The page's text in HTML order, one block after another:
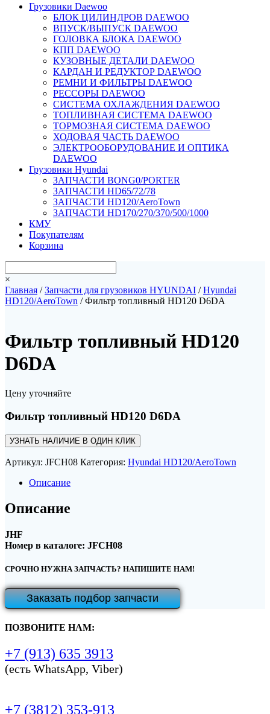
Грузовики Daewoo
БЛОК ЦИЛИНДРОВ DAEWOO
ВПУСК/ВЫПУСК DAEWOO
ГОЛОВКА БЛОКА DAEWOO
КПП DAEWOO
КУЗОВНЫЕ ДЕТАЛИ DAEWOO
КАРДАН И РЕДУКТОР DAEWOO
РЕМНИ И ФИЛЬТРЫ DAEWOO
РЕССОРЫ DAEWOO
СИСТЕМА ОХЛАЖДЕНИЯ DAEWOO
ТОПЛИВНАЯ СИСТЕМА DAEWOO
ТОРМОЗНАЯ СИСТЕМА DAEWOO
ХОДОВАЯ ЧАСТЬ DAEWOO
ЭЛЕКТРООБОРУДОВАНИЕ И ОПТИКА
DAEWOO
Грузовики Hyundai
ЗАПЧАСТИ BONG0/PORTER
ЗАПЧАСТИ HD65/72/78
ЗАПЧАСТИ HD120/AeroTown
ЗАПЧАСТИ HD170/270/370/500/1000
КМУ
Покупателям
Корзина
×
Главная /Запчасти для грузовиков HYUNDAI /Hyundai
HD120/AeroTown / Фильтр топливный HD120 D6DA
Фильтр топливный HD120
D6DA
Цену уточняйте
Фильтр топливный HD120 D6DA
УЗНАТЬ НАЛИЧИЕ В ОДИН КЛИК
Артикул: JFCH08 Категория: Hyundai HD120/AeroTown
Описание
Описание
JHF
Номер в каталоге: JFCH08
СРОЧНО НУЖНА ЗАПЧАСТЬ? НАПИШИТЕ НАМ!
Заказать подбор запчасти
ПОЗВОНИТЕ НАМ:
+7 (913) 635 3913
(есть WhatsApp, Viber)
+7 (3812) 353-913